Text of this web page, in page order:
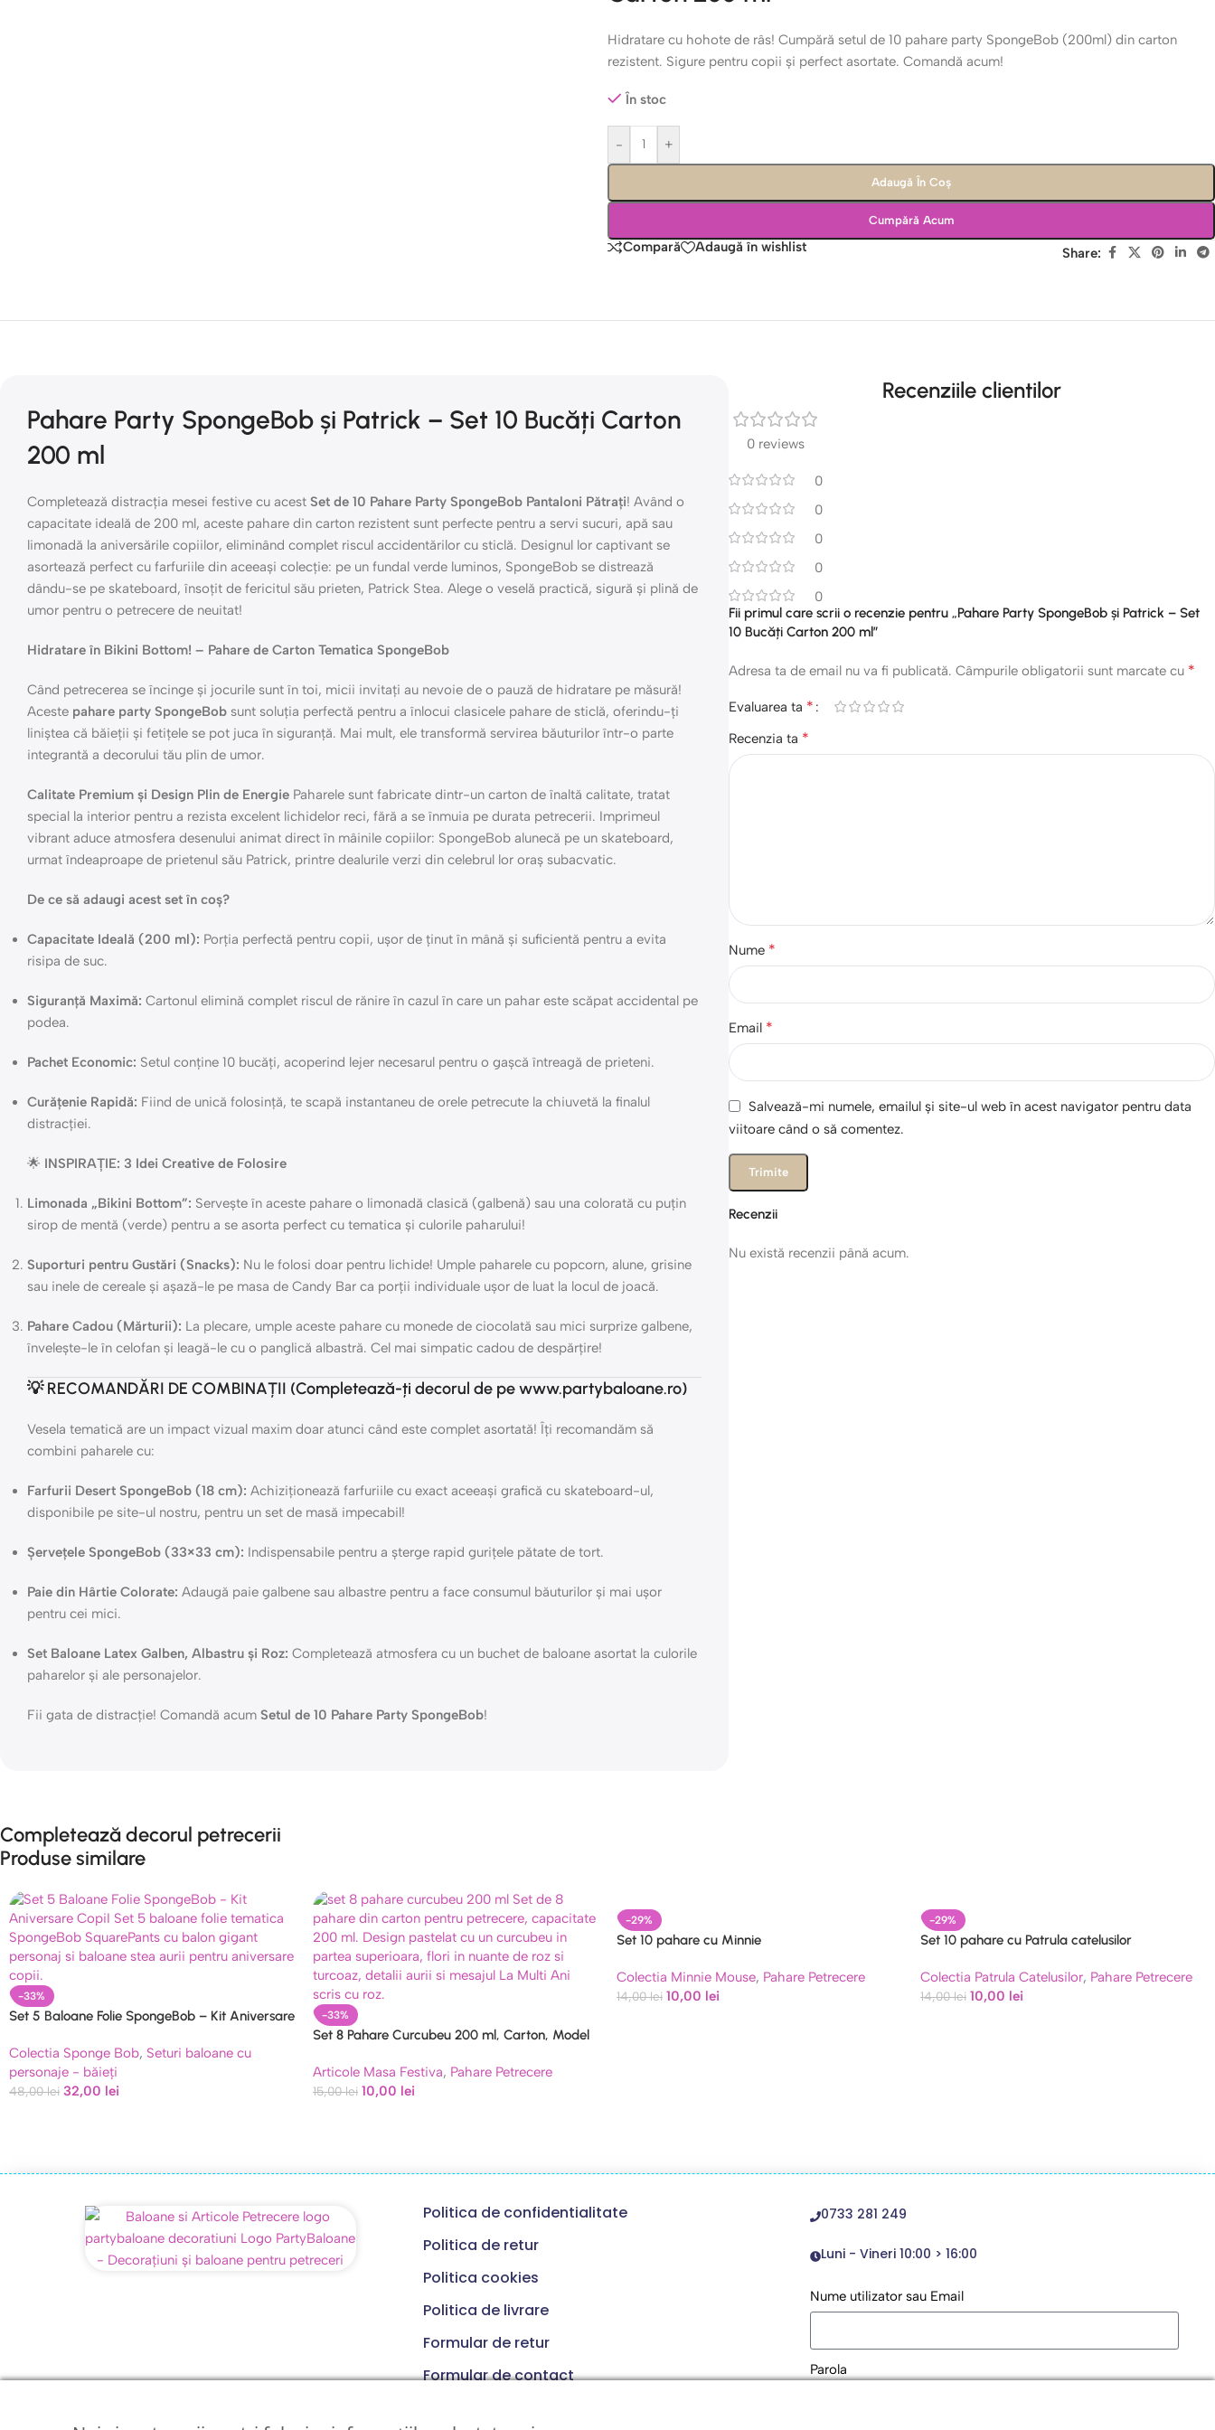
Hidratare cu hohote de râs! Cumpără setul de 10 pahare party SpongeBob (200ml) din carton
rezistent. Sigure pentru copii și perfect asortate. Comandă acum!
În stoc
- +
Adaugă În Coș
Cumpără Acum
Compară Adaugă în wishlist Share:
Pahare Party SpongeBob și Patrick – Set 10 Bucăți Carton
200 ml
Completează distracția mesei festive cu acest Set de 10 Pahare Party SpongeBob Pantaloni Pătrați! Având o
capacitate ideală de 200 ml, aceste pahare din carton rezistent sunt perfecte pentru a servi sucuri, apă sau
limonadă la aniversările copiilor, eliminând complet riscul accidentărilor cu sticlă. Designul lor captivant se
asortează perfect cu farfuriile din aceeași colecție: pe un fundal verde luminos, SpongeBob se distrează
dându-se pe skateboard, însoțit de fericitul său prieten, Patrick Stea. Alege o veselă practică, sigură și plină de
umor pentru o petrecere de neuitat!
Hidratare în Bikini Bottom! – Pahare de Carton Tematica SpongeBob
Când petrecerea se încinge și jocurile sunt în toi, micii invitați au nevoie de o pauză de hidratare pe măsură!
Aceste pahare party SpongeBob sunt soluția perfectă pentru a înlocui clasicele pahare de sticlă, oferindu-ți
liniștea că băieții și fetițele se pot juca în siguranță. Mai mult, ele transformă servirea băuturilor într-o parte
integrantă a decorului tău plin de umor.
Calitate Premium și Design Plin de Energie Paharele sunt fabricate dintr-un carton de înaltă calitate, tratat
special la interior pentru a rezista excelent lichidelor reci, fără a se înmuia pe durata petrecerii. Imprimeul
vibrant aduce atmosfera desenului animat direct în mâinile copiilor: SpongeBob alunecă pe un skateboard,
urmat îndeaproape de prietenul său Patrick, printre dealurile verzi din celebrul lor oraș subacvatic.
De ce să adaugi acest set în coș?
Capacitate Ideală (200 ml): Porția perfectă pentru copii, ușor de ținut în mână și suficientă pentru a evita
risipa de suc.
Siguranță Maximă: Cartonul elimină complet riscul de rănire în cazul în care un pahar este scăpat accidental pe
podea.
Pachet Economic: Setul conține 10 bucăți, acoperind lejer necesarul pentru o gașcă întreagă de prieteni.
Curățenie Rapidă: Fiind de unică folosință, te scapă instantaneu de orele petrecute la chiuvetă la finalul
distracției.
🌟 INSPIRAȚIE: 3 Idei Creative de Folosire
Limonada „Bikini Bottom”: Servește în aceste pahare o limonadă clasică (galbenă) sau una colorată cu puțin
sirop de mentă (verde) pentru a se asorta perfect cu tematica și culorile paharului!
Suporturi pentru Gustări (Snacks): Nu le folosi doar pentru lichide! Umple paharele cu popcorn, alune, grisine
sau inele de cereale și așază-le pe masa de Candy Bar ca porții individuale ușor de luat la locul de joacă.
Pahare Cadou (Mărturii): La plecare, umple aceste pahare cu monede de ciocolată sau mici surprize galbene,
învelește-le în celofan și leagă-le cu o panglică albastră. Cel mai simpatic cadou de despărțire!
💡 RECOMANDĂRI DE COMBINAȚII (Completează-ți decorul de pe www.partybaloane.ro)
Vesela tematică are un impact vizual maxim doar atunci când este complet asortată! Îți recomandăm să
combini paharele cu:
Farfurii Desert SpongeBob (18 cm): Achiziționează farfuriile cu exact aceeași grafică cu skateboard-ul,
disponibile pe site-ul nostru, pentru un set de masă impecabil!
Șervețele SpongeBob (33×33 cm): Indispensabile pentru a șterge rapid gurițele pătate de tort.
Paie din Hârtie Colorate: Adaugă paie galbene sau albastre pentru a face consumul băuturilor și mai ușor
pentru cei mici.
Set Baloane Latex Galben, Albastru și Roz: Completează atmosfera cu un buchet de baloane asortat la culorile
paharelor și ale personajelor.
Fii gata de distracție! Comandă acum Setul de 10 Pahare Party SpongeBob!
Recenziile clientilor
0 reviews
0
0
0
0
0
Recenzii
Nu există recenzii până acum.
Fii primul care scrii o recenzie pentru „Pahare Party SpongeBob și Patrick – Set
10 Bucăți Carton 200 ml”
Adresa ta de email nu va fi publicată. Câmpurile obligatorii sunt marcate cu *
Evaluarea ta *
Recenzia ta *
Nume *
Email *
Salvează-mi numele, emailul și site-ul web în acest navigator pentru data
viitoare când o să comentez.
Completează decorul petrecerii
Produse similare
-33%
Set 5 Baloane Folie SpongeBob – Kit Aniversare
Colectia Sponge Bob, Seturi baloane cu
personaje - băieți
48,00lei 32,00 lei
-33%
Set 8 Pahare Curcubeu 200 ml, Carton, Model
Articole Masa Festiva, Pahare Petrecere
15,00lei 10,00 lei
-29%
Set 10 pahare cu Minnie
Colectia Minnie Mouse, Pahare Petrecere
14,00lei 10,00 lei
-29%
Set 10 pahare cu Patrula catelusilor
Colectia Patrula Catelusilor, Pahare Petrecere
14,00lei 10,00 lei
Politica de confidentialitate
Politica de retur
Politica cookies
Politica de livrare
Formular de retur
Formular de contact
0733 281 249
Luni - Vineri 10:00 > 16:00
Nume utilizator sau Email
Parola